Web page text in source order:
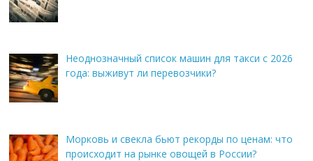
Неоднозначный список машин для такси с 2026
года: выживут ли перевозчики?
Морковь и свекла бьют рекорды по ценам: что
происходит на рынке овощей в России?